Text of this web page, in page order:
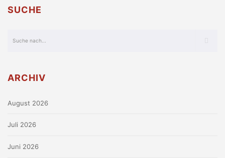
SUCHE
ARCHIV
August 2026
Juli 2026
Juni 2026